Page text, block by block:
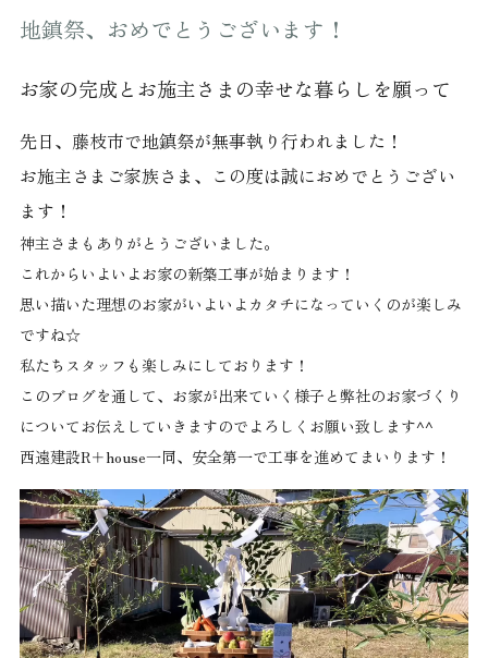
地鎮祭、おめでとうございます！
お家の完成とお施主さまの幸せな暮らしを願って
先日、藤枝市で地鎮祭が無事執り行われました！
お施主さまご家族さま、この度は誠におめでとうござい
ます！
神主さまもありがとうございました。
これからいよいよお家の新築工事が始まります！
思い描いた理想のお家がいよいよカタチになっていくのが楽しみ
ですね☆
私たちスタッフも楽しみにしております！
このブログを通して、お家が出来ていく様子と弊社のお家づくり
についてお伝えしていきますのでよろしくお願い致します^^
西遠建設R＋house一同、安全第一で工事を進めてまいります！